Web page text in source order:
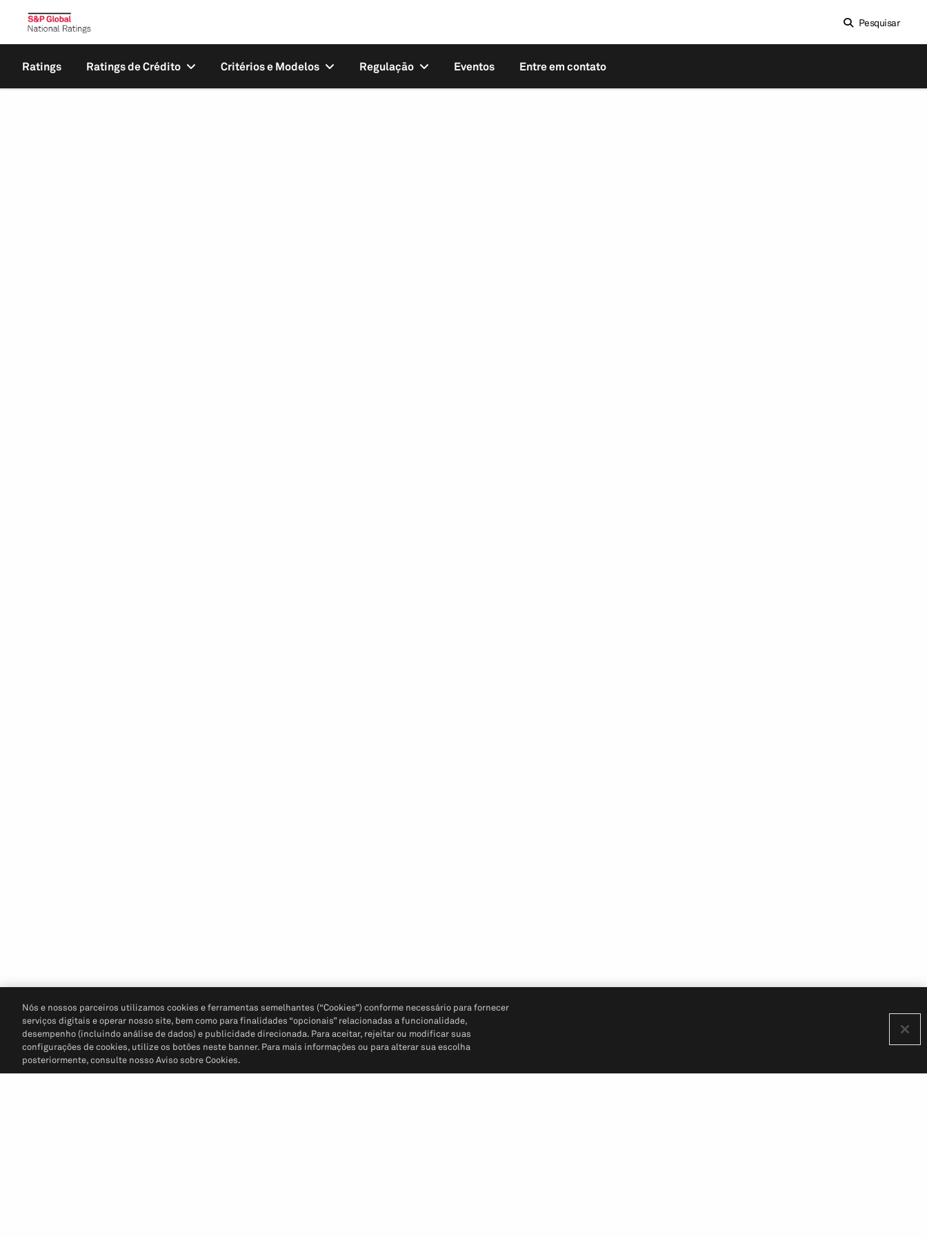
Pesquisar
Ratings Ratings de Crédito Critérios e Modelos Regulação Eventos Entre em contato
Nós e nossos parceiros utilizamos cookies e ferramentas semelhantes (“Cookies”) conforme necessário para fornecer
serviços digitais e operar nosso site, bem como para finalidades “opcionais” relacionadas a funcionalidade,
desempenho (incluindo análise de dados) e publicidade direcionada. Para aceitar, rejeitar ou modificar suas
configurações de cookies, utilize os botões neste banner. Para mais informações ou para alterar sua escolha
posteriormente, consulte nosso Aviso sobre Cookies.